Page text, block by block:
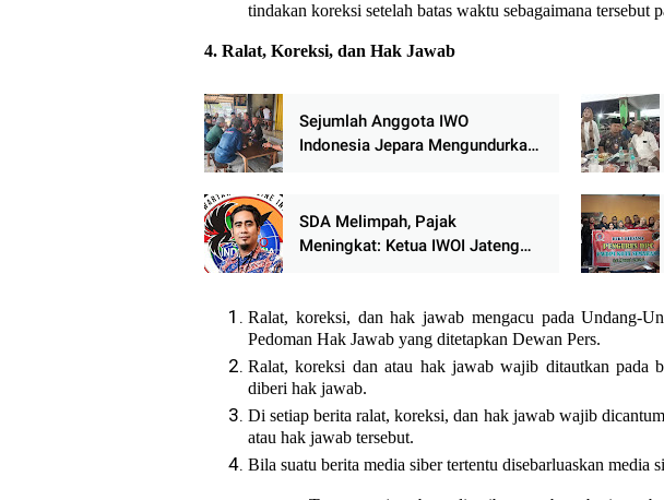
tindakan koreksi setelah batas waktu sebagaimana tersebut
4. Ralat, Koreksi, dan Hak Jawab
Sejumlah Anggota IWO
Indonesia Jepara Mengundurkan
SDA Melimpah, Pajak
Meningkat: Ketua IWOI Jateng
Ralat, koreksi, dan hak jawab mengacu pada Undang-
Pedoman Hak Jawab yang ditetapkan Dewan Pers.
Ralat, koreksi dan atau hak jawab wajib ditautkan pada
diberi hak jawab.
Di setiap berita ralat, koreksi, dan hak jawab wajib
atau hak jawab tersebut.
Bila suatu berita media siber tertentu disebarluaskan media